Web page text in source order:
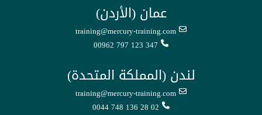
عمان (الأردن)
training@mercury-training.com
00962 797 123 347
لندن (المملكة المتحدة)
training@mercury-training.com
0044 748 136 28 02